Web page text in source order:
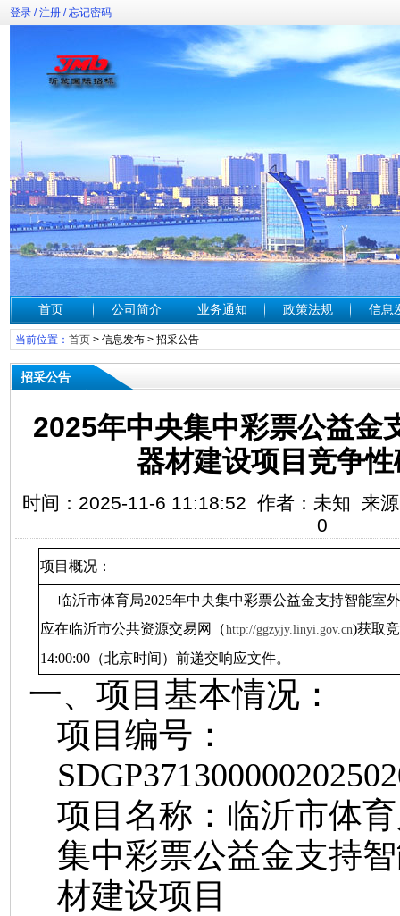
登录/注册/忘记密码
首页 公司简介 业务通知 政策法规 信息
当前位置： 首页> 信息发布> 招采公告
招采公告
2025年中央集中彩票公益金
器材建设项目竞争
时间：2025-11-6 11:18:52 作者：未知 来
0
项目概况：
临沂市体育局2025年中央集中彩票公益金支持智能室
应在临沂市公共资源交易网
（http://ggzyjy.linyi.gov.cn)获取
14:00:00（北京时间）前递交响应文件。
一、项目基本情况：
项目编号：
项目名称： 临沂市体
集中彩票公益金支持
材建设项目